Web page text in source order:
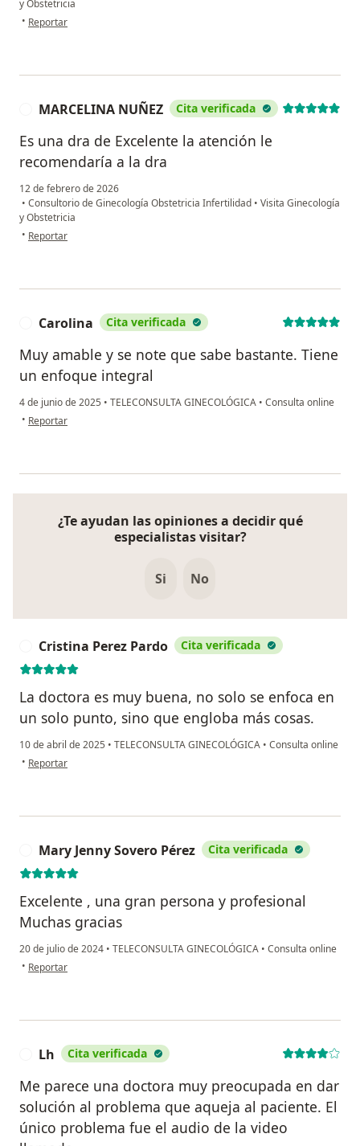
y Obstetricia
• en opinión del usuario D.S
Reportar
MARCELINA NUÑEZ Cita verificada
Es una dra de Excelente la atención le
recomendaría a la dra
12 de febrero de 2026
• Consultorio de Ginecología Obstetricia Infertilidad • Visita Ginecología
y Obstetricia
• en opinión del usuario MARCELINA NUÑEZ
Reportar
Carolina Cita verificada
Muy amable y se note que sabe bastante. Tiene
un enfoque integral
4 de junio de 2025 • TELECONSULTA GINECOLÓGICA • Consulta online
• en opinión del usuario Carolina
Reportar
¿Te ayudan las opiniones a decidir qué
especialistas visitar?
Si No
Cristina Perez Pardo Cita verificada
La doctora es muy buena, no solo se enfoca en
un solo punto, sino que engloba más cosas.
10 de abril de 2025 • TELECONSULTA GINECOLÓGICA • Consulta online
• en opinión del usuario Cristina Perez Pardo
Reportar
Mary Jenny Sovero Pérez Cita verificada
Excelente , una gran persona y profesional
Muchas gracias
20 de julio de 2024 • TELECONSULTA GINECOLÓGICA • Consulta online
• en opinión del usuario Mary Jenny Sovero Pérez
Reportar
Lh Cita verificada
Me parece una doctora muy preocupada en dar
solución al problema que aqueja al paciente. El
único problema fue el audio de la video